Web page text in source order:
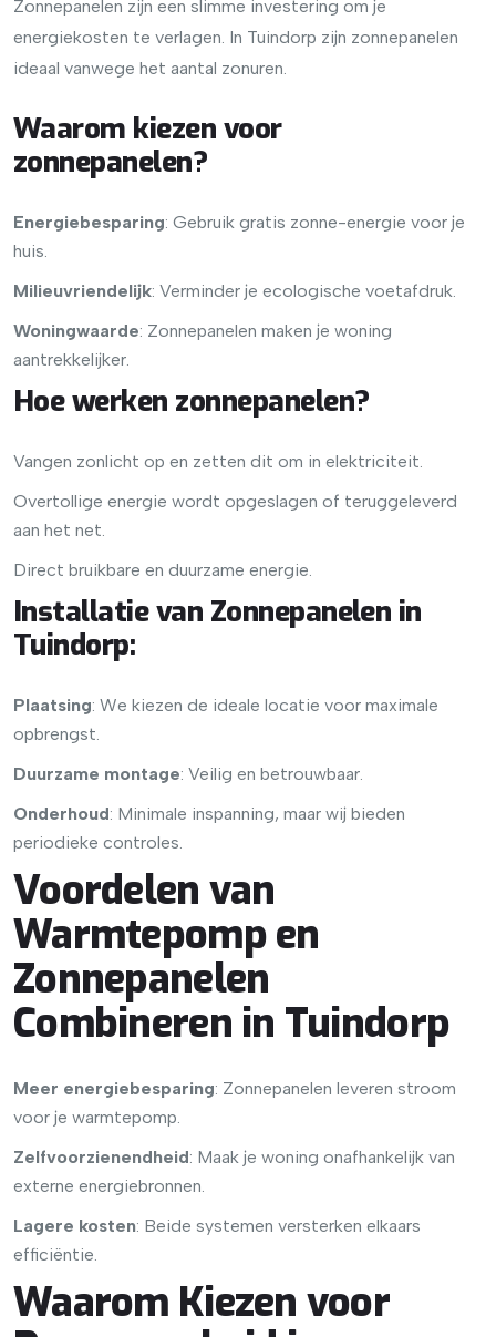
Zonnepanelen zijn een slimme investering om je
energiekosten te verlagen. In Tuindorp zijn zonnepanelen
ideaal vanwege het aantal zonuren.
Waarom kiezen voor
zonnepanelen?
Energiebesparing: Gebruik gratis zonne-energie voor je
huis.
Milieuvriendelijk: Verminder je ecologische voetafdruk.
Woningwaarde: Zonnepanelen maken je woning
aantrekkelijker.
Hoe werken zonnepanelen?
Vangen zonlicht op en zetten dit om in elektriciteit.
Overtollige energie wordt opgeslagen of teruggeleverd
aan het net.
Direct bruikbare en duurzame energie.
Installatie van Zonnepanelen in
Tuindorp:
Plaatsing: We kiezen de ideale locatie voor maximale
opbrengst.
Duurzame montage: Veilig en betrouwbaar.
Onderhoud: Minimale inspanning, maar wij bieden
periodieke controles.
Voordelen van
Warmtepomp en
Zonnepanelen
Combineren in Tuindorp
Meer energiebesparing: Zonnepanelen leveren stroom
voor je warmtepomp.
Zelfvoorzienendheid: Maak je woning onafhankelijk van
externe energiebronnen.
Lagere kosten: Beide systemen versterken elkaars
efficiëntie.
Waarom Kiezen voor